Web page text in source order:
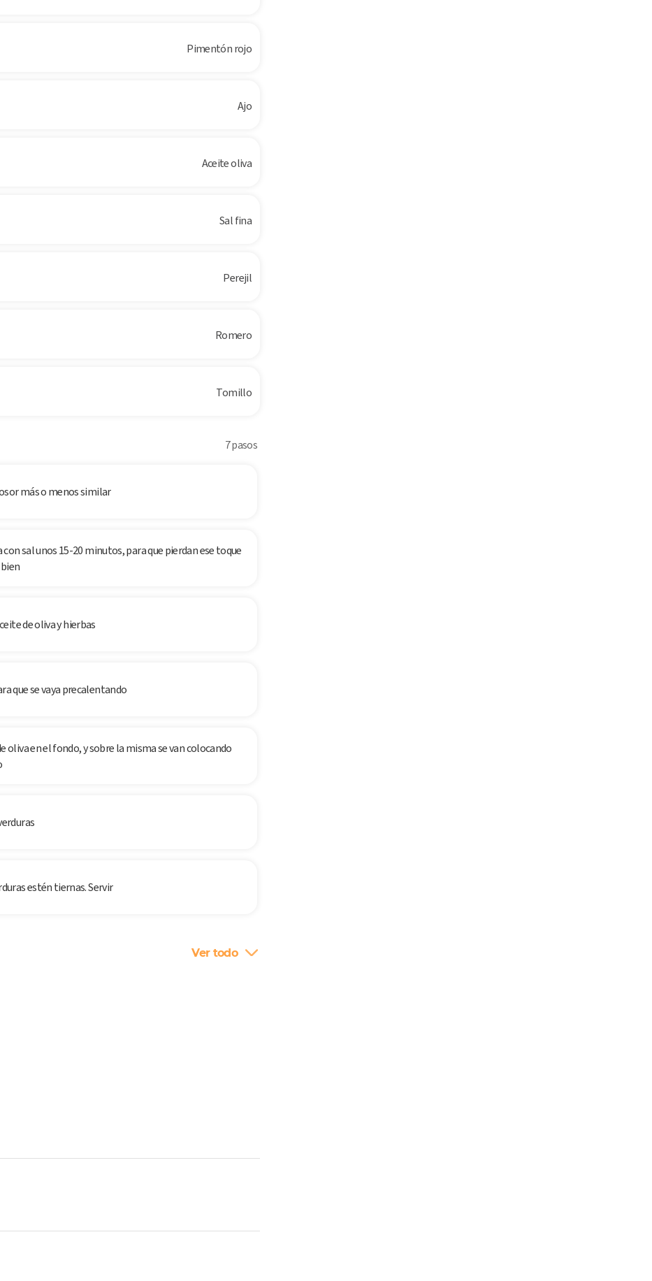
Pimentón rojo
Ajo
Aceite oliva
Sal fina
Perejil
Romero
Tomillo
7 pasos
más o menos similar
sal unos 15-20 minutos, para que pierdan ese toque
de oliva y hierbas
que se vaya precalentando
oliva en el fondo, y sobre la misma se van colocando
estén tiernas. Servir
Ver todo